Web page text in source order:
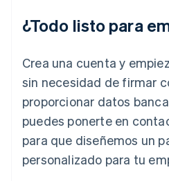
¿Todo listo para
Crea una cuenta y
sin necesidad de firmar
proporcionar datos
puedes ponerte en
para que diseñemos un
personalizado para tu
Irlanda
Italia
English
Japón
日本語English
Letonia
Liechtenstein
DeutschEnglish